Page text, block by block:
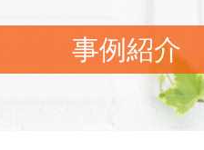
事例紹介